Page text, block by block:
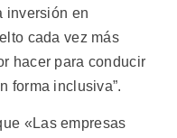
inversión en
cada vez más
hacer para conducir
forma inclusiva”.
«Las empresas